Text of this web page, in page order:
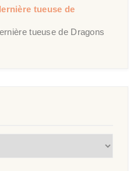
tueuse de
tueuse de Dragons